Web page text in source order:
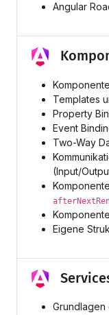
Angular
Templates
Property
Event
Two-Way
(Input/
Eigene
Grundlagen